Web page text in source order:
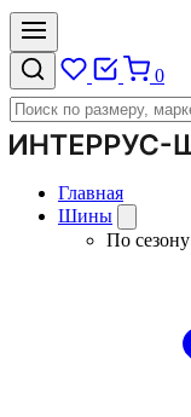
0
Главная
Шины
По сезону